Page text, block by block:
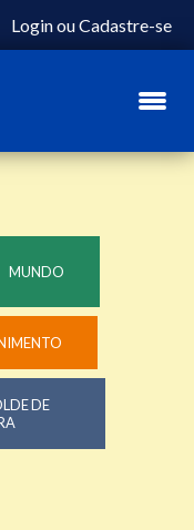
LoginouCadastre-se
MUNDO
DE